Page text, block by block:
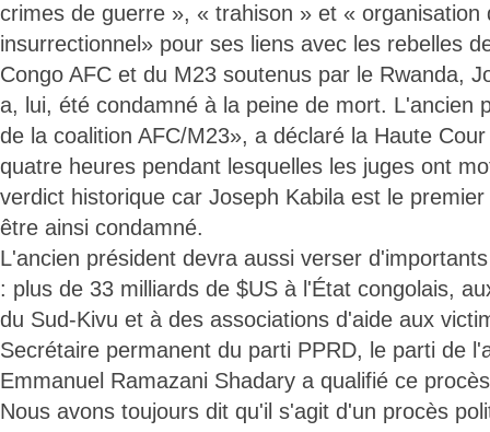
crimes de guerre », « trahison » et « organisation
insurrectionnel» pour ses liens avec les rebelles
Congo AFC et du M23 soutenus par le Rwanda,
a, lui, été condamné à la peine de mort. L'ancien
de la coalition AFC/M23», a déclaré la Haute
quatre heures pendant lesquelles les juges ont
verdict historique car Joseph Kabila est le
être ainsi condamné.
L'ancien président devra aussi verser
: plus de 33 milliards de $US à l'État congolais,
du Sud-Kivu et à des associations d'aide aux
Secrétaire permanent du parti PPRD, le parti de
Emmanuel Ramazani Shadary a qualifié ce
Nous avons toujours dit qu'il s'agit d'un procès